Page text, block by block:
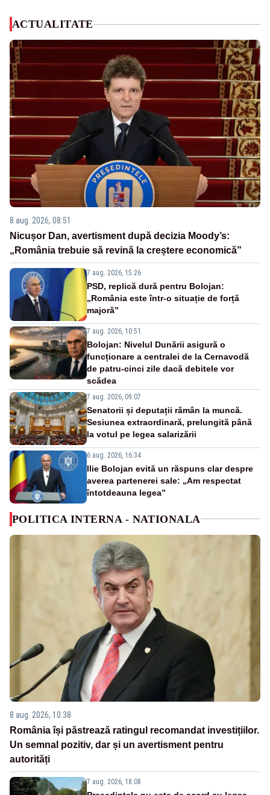
ACTUALITATE
8 aug. 2026, 08:51
Nicușor Dan, avertisment după decizia Moody’s:
„România trebuie să revină la creștere economică”
7 aug. 2026, 15:26
PSD, replică dură pentru Bolojan:
„România este într-o situație de forță
majoră”
7 aug. 2026, 10:51
Bolojan: Nivelul Dunării asigură o
funcționare a centralei de la Cernavodă
de patru-cinci zile dacă debitele vor
scădea
7 aug. 2026, 09:07
Senatorii și deputații rămân la muncă.
Sesiunea extraordinară, prelungită până
la votul pe legea salarizării
6 aug. 2026, 16:34
Ilie Bolojan evită un răspuns clar despre
averea partenerei sale: „Am respectat
întotdeauna legea”
POLITICA INTERNA - NATIONALA
8 aug. 2026, 10:38
România își păstrează ratingul recomandat investițiilor.
Un semnal pozitiv, dar și un avertisment pentru
autorități
7 aug. 2026, 18:08